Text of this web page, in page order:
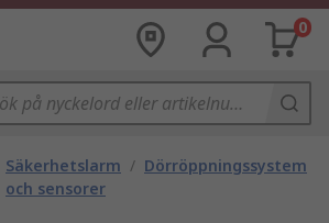
0
Säkerhetslarm
och sensorer
/ Dörröppningssystem